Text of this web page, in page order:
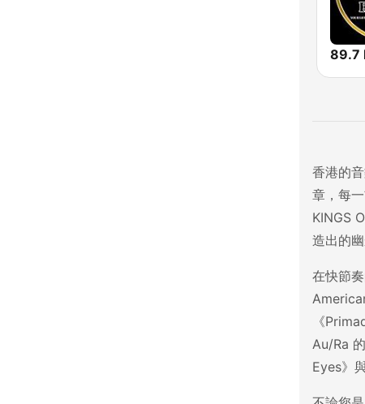
香港的
章，每
KINGS
造出的
在快節
《
Au/Ra
Eyes》